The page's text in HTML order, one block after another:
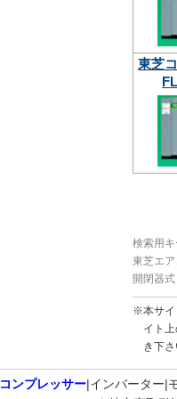
東芝
検索用
東芝エ
開閉器
※本サイ
イト
き下
コンプレッサー インバーター